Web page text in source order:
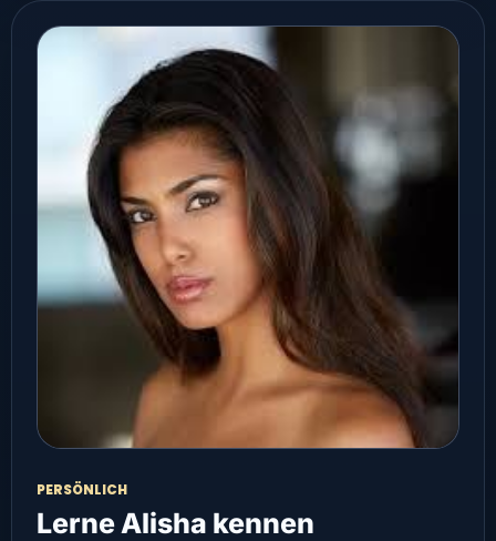
PERSÖNLICH
Lerne Alisha kennen